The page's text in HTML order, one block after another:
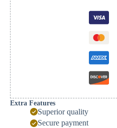
Extra Features
Superior quality
Secure payment